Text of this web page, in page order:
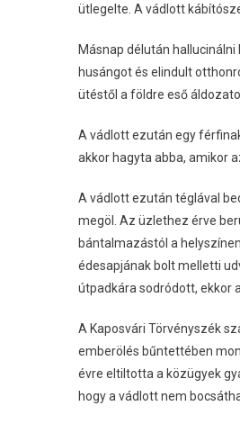
ütlegelte. A vádlott
Másnap délután
husángot és elindult
ütéstől a földre eső
A vádlott ezután egy
akkor hagyta abba, amikor
A vádlott ezután téglával
megöl. Az üzlethez érve
bántalmazástól a
édesapjának bolt melletti
útpadkára sodródott, ekkor
A Kaposvári Törvényszék
emberölés bűntettében
évre eltiltotta a közügyek
hogy a vádlott nem